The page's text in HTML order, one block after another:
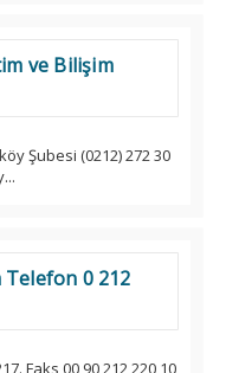
ve Bilişim
Şubesi (0212) 272 30
0 212
Faks 00 90 212 220 10